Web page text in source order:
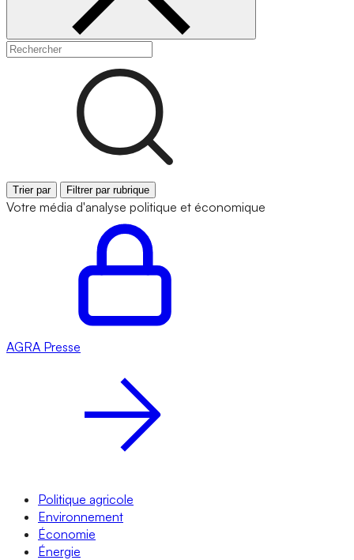
Trier par Filtrer par rubrique
Votre média d'analyse politique et économique
AGRA Presse
Politique agricole
Environnement
Économie
Énergie